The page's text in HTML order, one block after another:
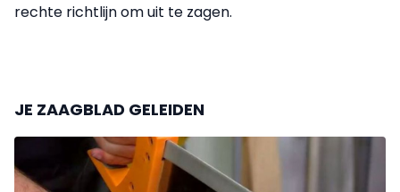
rechte richtlijn om uit te zagen.
JE ZAAGBLAD GELEIDEN